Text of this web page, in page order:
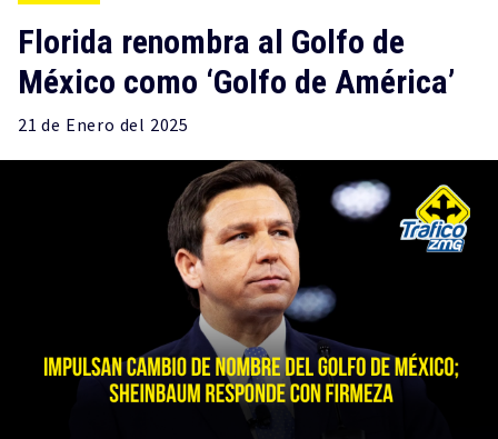
Florida renombra al Golfo de
México como ‘Golfo de América’
21 de Enero del 2025